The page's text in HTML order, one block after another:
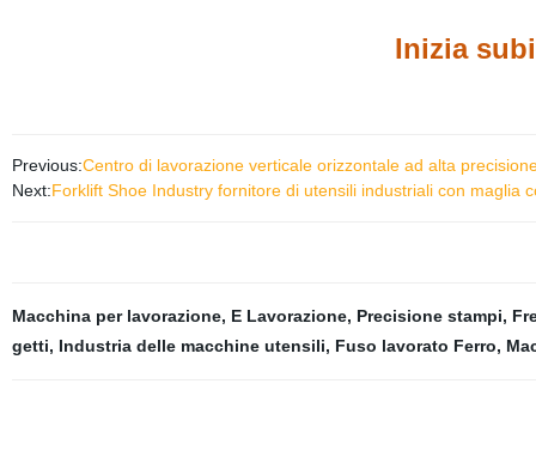
Inizia
Previous:Centro di lavorazione verticale orizzontale ad alta
Next:Forklift Shoe Industry fornitore di utensili industriali con maglia
Macchina per lavorazione, E Lavorazione, Precisione stampi,
getti, Industria delle macchine utensili, Fuso lavorato Ferro,